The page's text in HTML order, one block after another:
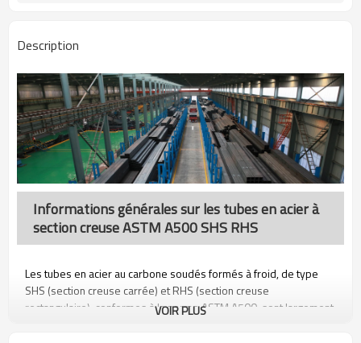
Description
Informations générales sur les tubes en acier à
section creuse ASTM A500 SHS RHS
Les tubes en acier au carbone soudés formés à froid, de type
SHS (section creuse carrée) et RHS (section creuse
rectangulaire), conformes à la norme ASTM A500, sont largement
VOIR PLUS